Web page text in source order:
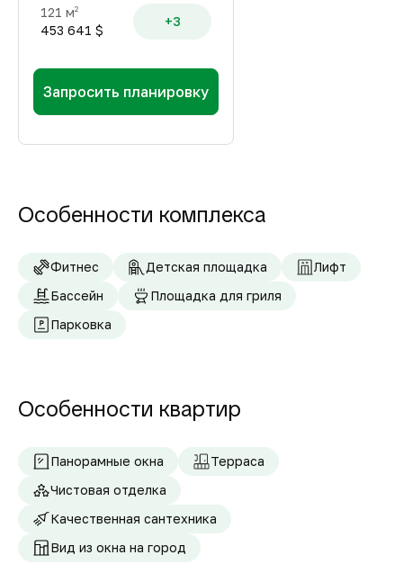
121 м2
453 641 $
+3
Запросить планировку
Особенности комплекса
Фитнес Детская площадка
Лифт
Бассейн
Площадка для гриля
Парковка
Особенности квартир
Панорамные окна
Терраса
Чистовая отделка
Качественная сантехника
Вид из окна на город